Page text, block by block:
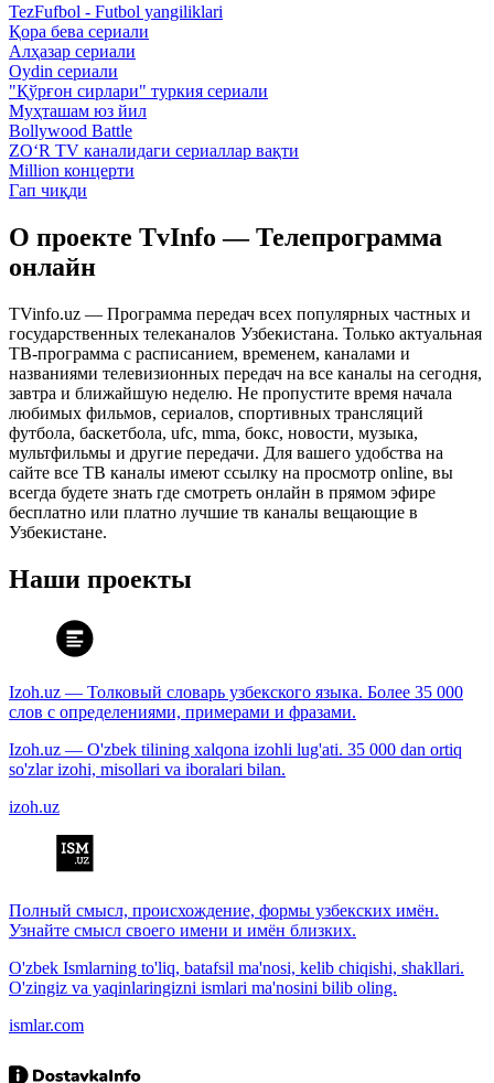
TezFufbol - Futbol yangiliklari
Қора бева сериали
Алҳазар сериали
Oydin сериали
"Қўрғон сирлари" туркия сериали
Муҳташам юз йил
Bollywood Battle
ZO‘R TV каналидаги сериаллар вақти
Million концерти
Гап чиқди
О проекте TvInfo — Телепрограмма
онлайн
TVinfo.uz — Программа передач всех популярных частных и
государственных телеканалов Узбекистана. Только актуальная
ТВ-программа с расписанием, временем, каналами и
названиями телевизионных передач на все каналы на сегодня,
завтра и ближайшую неделю. Не пропустите время начала
любимых фильмов, сериалов, спортивных трансляций
футбола, баскетбола, ufc, mma, бокс, новости, музыка,
мультфильмы и другие передачи. Для вашего удобства на
сайте все ТВ каналы имеют ссылку на просмотр online, вы
всегда будете знать где смотреть онлайн в прямом эфире
бесплатно или платно лучшие тв каналы вещающие в
Узбекистане.
Наши проекты
Izoh.uz — Толковый словарь узбекского языка. Более 35 000
слов с определениями, примерами и фразами.
Izoh.uz — O'zbek tilining xalqona izohli lug'ati. 35 000 dan ortiq
so'zlar izohi, misollari va iboralari bilan.
izoh.uz
Полный смысл, происхождение, формы узбекских имён.
Узнайте смысл своего имени и имён близких.
O'zbek Ismlarning to'liq, batafsil ma'nosi, kelib chiqishi, shakllari.
O'zingiz va yaqinlaringizni ismlari ma'nosini bilib oling.
ismlar.com